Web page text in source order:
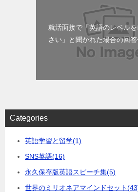
就活面接で「英語のレベル
さい」と聞かれた場合の回答
Categories
英語学習と留学(1)
SNS英語(16)
永久保存版英語スピーチ集(5)
世界のミリオネアマインドセット